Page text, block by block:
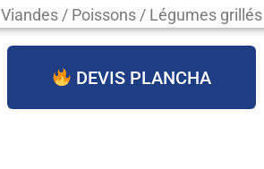
Viandes / Poissons / Légumes grillés
DEVIS PLANCHA